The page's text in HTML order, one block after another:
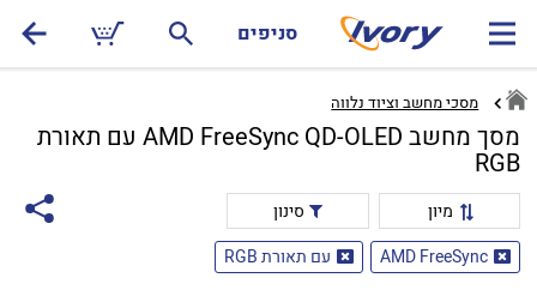
סניפים
מסכי מחשב וציוד נלווה
מסך מחשב AMD FreeSync QD-OLED עם תאורת
RGB
מיון
סינון
AMD FreeSync
עם תאורת RGB